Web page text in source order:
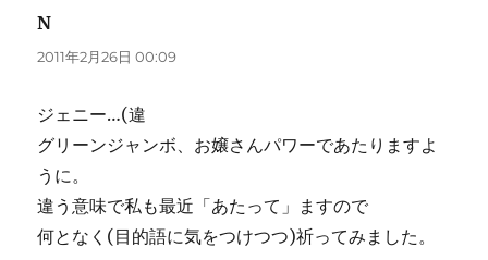
N
り:
2011年2月26日 00:09
ジェニー…(違
グリーンジャンボ、お嬢さんパワーであたりますよ
うに。
違う意味で私も最近「あたって」ますので
何となく(目的語に気をつけつつ)祈ってみました。